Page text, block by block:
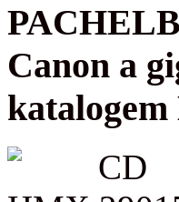
Canon a
CD